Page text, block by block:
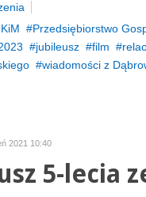
Przedsiębiorstwo
jubileusz film
wiadomości z
2021 10:40
5-lecia